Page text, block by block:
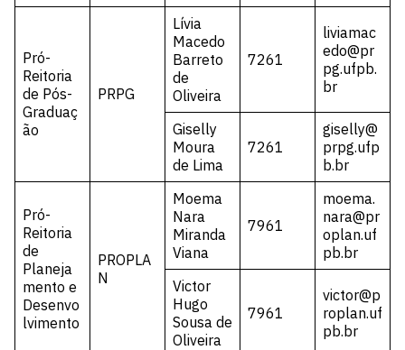
Pró-
Reitoria
de Pós-
Graduaç
ão
PRPG
Lívia
Macedo
Barreto
de
Oliveira
7261
liviamac
edo@pr
pg.ufpb.
br
Giselly
Moura
de Lima
7261
giselly@
prpg.ufp
b.br
Pró-
Reitoria
de
Planeja
mento e
Desenvo
lvimento
PROPLA
N
Moema
Nara
Miranda
Viana
7961
moema.
nara@pr
oplan.uf
pb.br
Victor
Hugo
Sousa de
Oliveira
7961
victor@p
roplan.uf
pb.br